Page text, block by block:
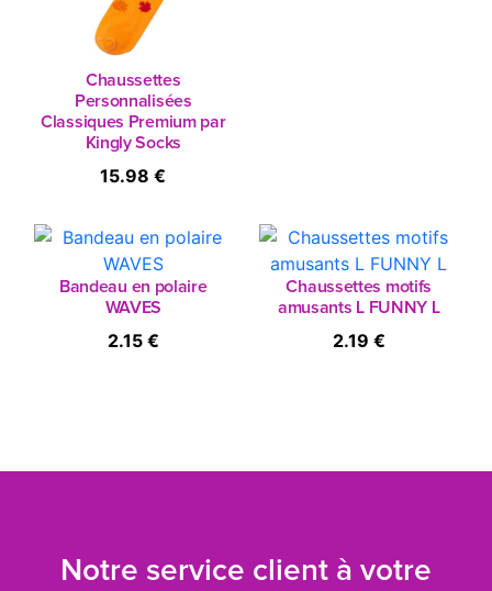
Chaussettes
Personnalisées
Classiques Premium par
Kingly Socks
15.98 €
Bandeau en polaire
WAVES
2.15 €
Chaussettes motifs
amusants L FUNNY L
2.19 €
Notre service client à votre